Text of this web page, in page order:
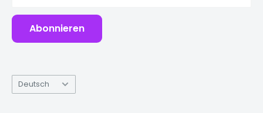
Abonnieren
Sprache
Deutsch